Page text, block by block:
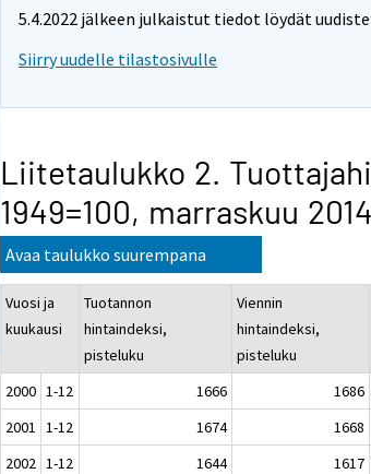
5.4.2022 jälkeen julkaistut tiedot löydät
Siirry uudelle tilastosivulle
Liitetaulukko 2.
1949=100, marraskuu 2014
Avaa taulukko suurempana
Vuosi ja
kuukausi
Tuotannon
hintaindeksi,
pisteluku
Viennin
hintaindeksi,
pisteluku
2000 1-12 1666 1686
2001 1-12 1674 1668
2002 1-12 1644 1617